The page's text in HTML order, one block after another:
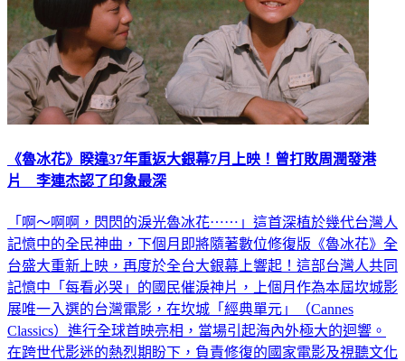
《魯冰花》睽違37年重返大銀幕7月上映！曾打敗周潤發港
片 李連杰認了印象最深
「啊～啊啊，閃閃的淚光魯冰花⋯⋯」這首深植於幾代台灣人
記憶中的全民神曲，下個月即將隨著數位修復版《魯冰花》全
台盛大重新上映，再度於全台大銀幕上響起！這部台灣人共同
記憶中「每看必哭」的國民催淚神片，上個月作為本屆坎城影
展唯一入選的台灣電影，在坎城「經典單元」（Cannes
Classics）進行全球首映亮相，當場引起海內外極大的迴響。
在跨世代影迷的熱烈期盼下，負責修復的國家電影及視聽文化